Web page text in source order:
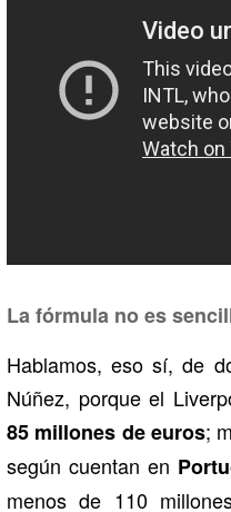
La fórmula no es
Hablamos, eso sí, de
Núñez, porque el
85 millones de euros;
según cuentan en
menos de 110